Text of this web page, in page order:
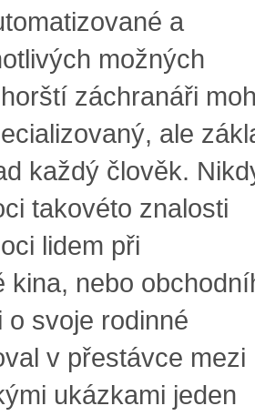
a
možných
záchranáři
ale
každý člověk.
takovéto znalosti
lidem při
kina, nebo
o svoje rodinné
v přestávce mezi
ukázkami jeden